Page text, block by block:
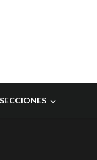
SECCIONES